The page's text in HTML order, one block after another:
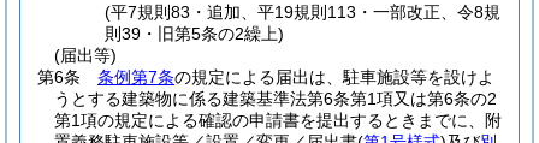
(平7規則83・追加、平19規則113・一部改正、令8規
則39・旧第5条の2繰上)
(届出等)
第6条
条例第7条の規定による届出は、駐車施設等を設けよ
うとする建築物に係る建築基準法第6条第1項又は第6条の2
第1項の規定による確認の申請書を提出するときまでに、附